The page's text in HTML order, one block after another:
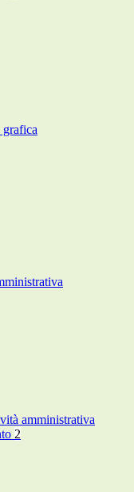
grafica
amministrativa
2